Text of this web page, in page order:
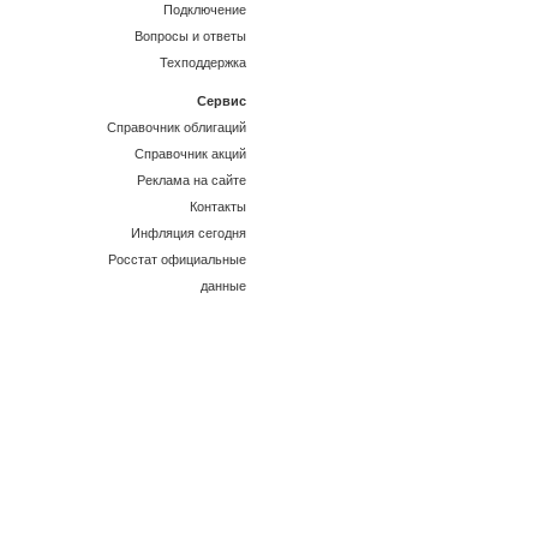
Подключение
Вопросы и ответы
Техподдержка
Сервис
Справочник облигаций
Справочник акций
Реклама на сайте
Контакты
Инфляция сегодня
Росстат официальные
данные